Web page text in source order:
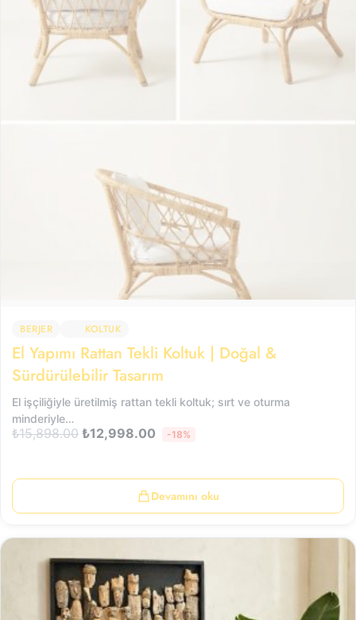
BERJER KOLTUK
El Yapımı Rattan Tekli Koltuk | Doğal &
Sürdürülebilir Tasarım
El işçiliğiyle üretilmiş rattan tekli koltuk; sırt ve oturma
minderiyle…
₺15,898.00 ₺12,998.00 -18%
Devamını oku